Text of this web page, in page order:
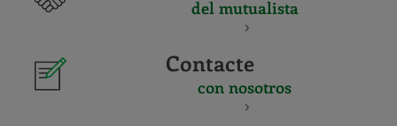
del mutualista
Contacte
con nosotros